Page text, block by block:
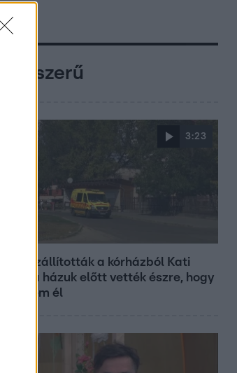
Népszerű
3:23
Hazaszállították a kórházból Kati
nénit, a házuk előtt vették észre, hogy
már nem él